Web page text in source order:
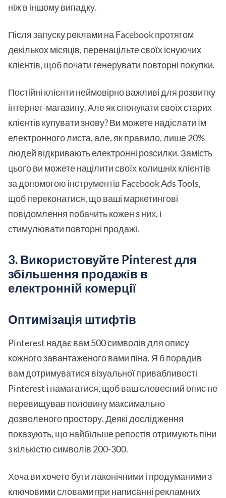
ніж в іншому випадку.
Після запуску реклами на Facebook протягом
декількох місяців, перенацільте своїх існуючих
клієнтів, щоб почати генерувати повторні покупки.
Постійні клієнти неймовірно важливі для розвитку
інтернет-магазину. Але як спонукати своїх старих
клієнтів купувати знову? Ви можете надіслати їм
електронного листа, але, як правило, лише 20%
людей відкривають електронні розсилки. Замість
цього ви можете націлити своїх колишніх клієнтів
за допомогою інструментів Facebook Ads Tools,
щоб переконатися, що ваші маркетингові
повідомлення побачить кожен з них, і
стимулювати повторні продажі.
3. Використовуйте Pinterest для
збільшення продажів в
електронній комерції
Оптимізація штифтів
Pinterest надає вам 500 символів для опису
кожного завантаженого вами піна. Я б порадив
вам дотримуватися візуальної привабливості
Pinterest і намагатися, щоб ваш словесний опис не
перевищував половину максимально
дозволеного простору. Деякі дослідження
показують, що найбільше репостів отримують піни
з кількістю символів 200-300.
Хоча ви хочете бути лаконічними і продуманими з
ключовими словами при написанні рекламних